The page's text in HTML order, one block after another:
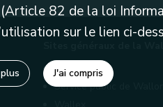
Wallonie.be
Service public de
82 de la loi
sur le lien ci-
J'ai compris